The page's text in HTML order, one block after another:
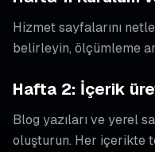
Hizmet sayfalarını
belirleyin, ölçümleme
Hafta 2: İçerik
Blog yazıları ve yerel
oluşturun. Her içerikte